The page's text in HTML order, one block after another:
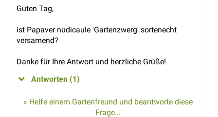
Guten Tag,
ist Papaver nudicaule 'Gartenzwerg' sortenecht
versamend?
Danke für Ihre Antwort und herzliche Grüße!
Antworten (1)
» Helfe einem Gartenfreund und beantworte diese
Frage...